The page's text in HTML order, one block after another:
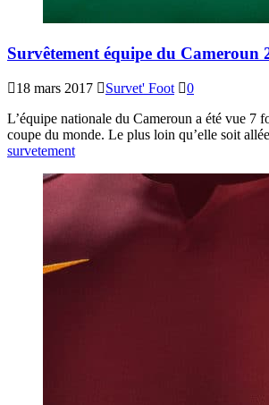
Survêtement équipe du Cameroun
18 mars 2017 Survet' Foot
0
L’équipe nationale du Cameroun a été vue 7
coupe du monde. Le plus loin qu’elle soit
survetement